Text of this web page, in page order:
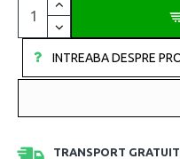
INTREABA DESPRE
TRANSPORT